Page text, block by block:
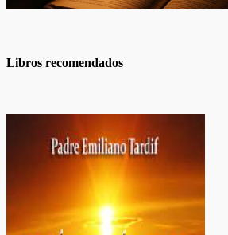
Libros recomendados